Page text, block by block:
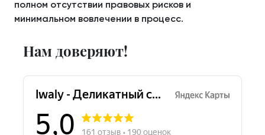
полном отсутствии правовых рисков и
минимальном вовлечении в процесс.
Нам доверяют!